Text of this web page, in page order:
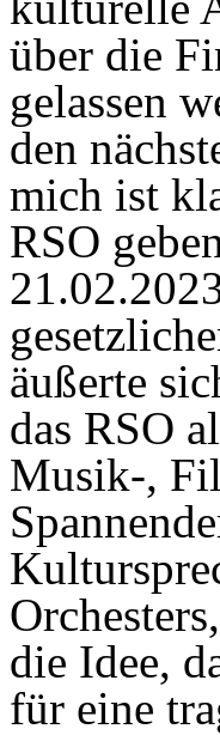
über die
gelassen
den
mich ist
RSO
äußerte
das RSO
Musik-,
die Idee,
für eine